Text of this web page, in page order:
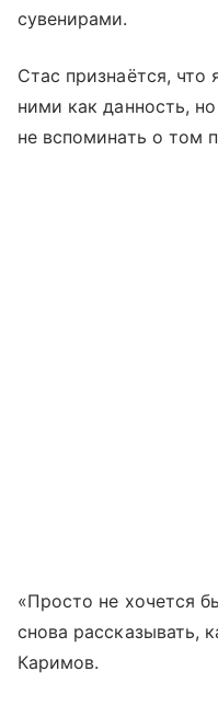
сувенирами.
Стас признаётся, что
ними как данность,
не вспоминать о том
«Просто не хочется
снова рассказывать,
Каримов.